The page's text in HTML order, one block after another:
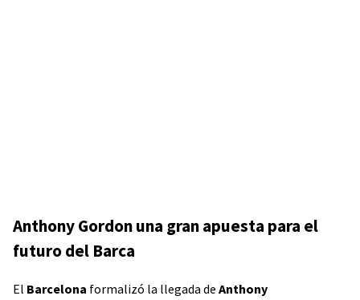
Anthony Gordon una gran apuesta para el
futuro del Barca
El Barcelona formalizó la llegada de Anthony